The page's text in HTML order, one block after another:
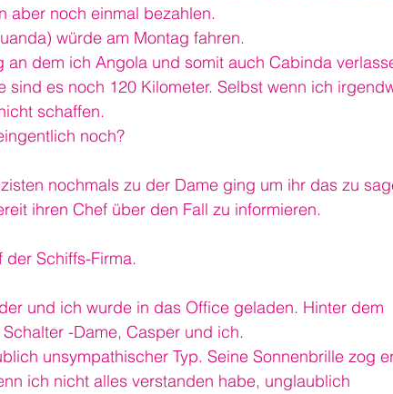
aber noch einmal bezahlen.
würde am Montag fahren.
an dem ich Angola und somit auch Cabinda
sind es noch 120 Kilometer. Selbst wenn ich
schaffen.
noch?
nochmals zu der Dame ging um ihr das zu
ihren Chef über den Fall zu informieren.
Schiffs-Firma.
und ich wurde in das Office geladen. Hinter dem
-Dame, Casper und ich.
unsympathischer Typ. Seine Sonnenbrille zog
ich nicht alles verstanden habe, unglaublich